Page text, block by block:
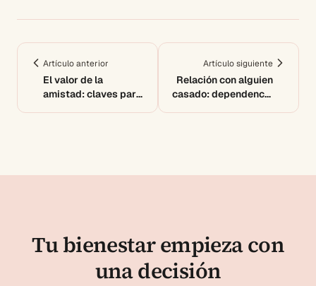
Artículo anterior
El valor de la
amistad: claves para
Artículo siguiente
Relación con alguien
casado: dependencia
Tu bienestar empieza con
una decisión